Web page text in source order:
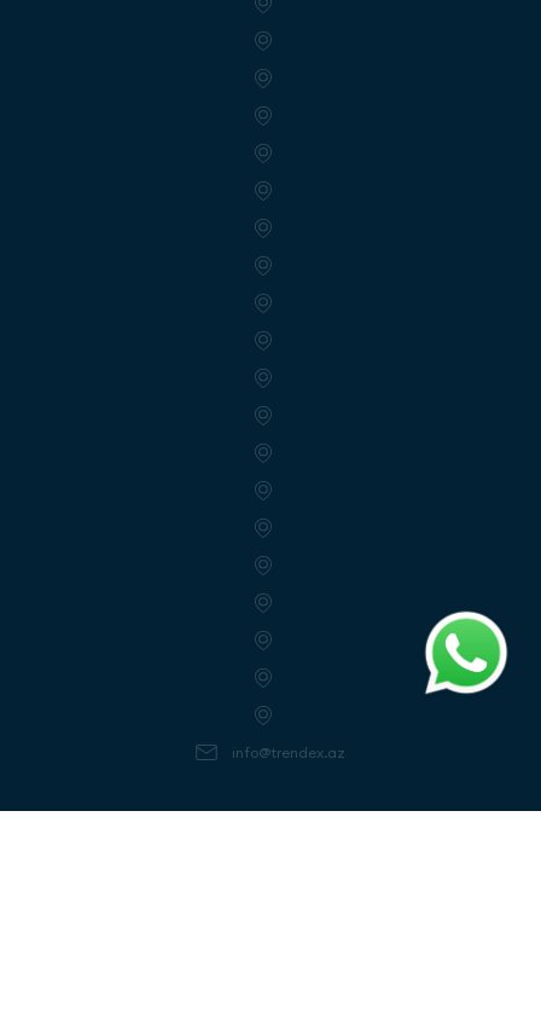
info@trendex.az